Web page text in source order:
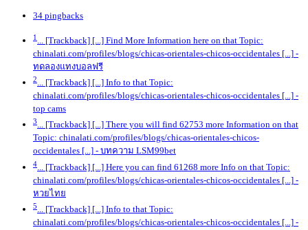
34 pingbacks
1
... [Trackback] [...] Find More Information here on that Topic:
chinalati.com/profiles/blogs/chicas-orientales-chicos-occidentales [...] -
ทดลองแทงบอลฟรี
2... [Trackback] [...] Info to that Topic:
chinalati.com/profiles/blogs/chicas-orientales-chicos-occidentales [...] -
top cams
3... [Trackback] [...] There you will find 62753 more Information on that
Topic: chinalati.com/profiles/blogs/chicas-orientales-chicos-
occidentales [...] - บทความ LSM99bet
4
... [Trackback] [...] Here you can find 61268 more Info on that Topic:
chinalati.com/profiles/blogs/chicas-orientales-chicos-occidentales [...] -
หวยไทย
5... [Trackback] [...] Info to that Topic:
chinalati.com/profiles/blogs/chicas-orientales-chicos-occidentales [...] -